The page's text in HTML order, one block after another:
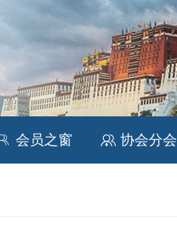
会员之窗  协会分会